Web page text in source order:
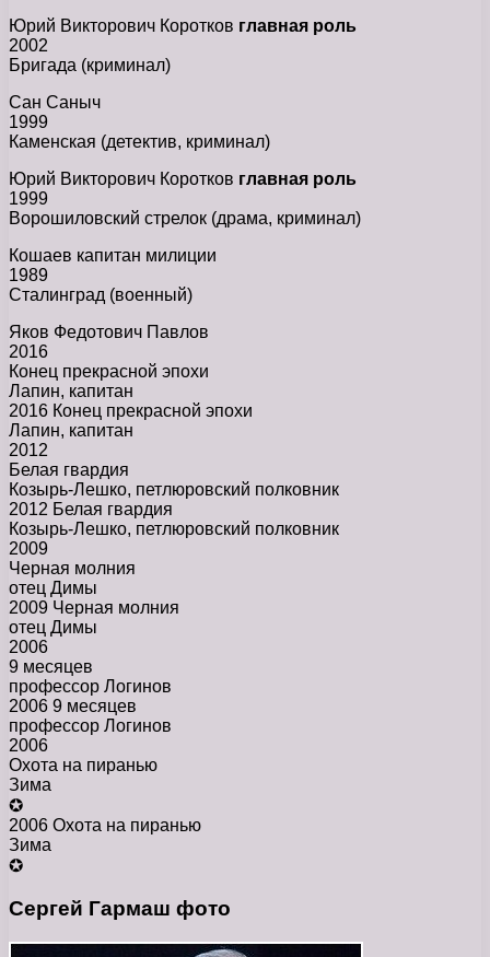
Юрий Викторович Коротков главная роль
2002
Бригада (криминал)
Сан Саныч
1999
Каменская (детектив, криминал)
Юрий Викторович Коротков главная роль
1999
Ворошиловский стрелок (драма, криминал)
Кошаев капитан милиции
1989
Сталинград (военный)
Яков Федотович Павлов
2016
Конец прекрасной эпохи
Лапин, капитан
2016 Конец прекрасной эпохи
Лапин, капитан
2012
Белая гвардия
Козырь-Лешко, петлюровский полковник
2012 Белая гвардия
Козырь-Лешко, петлюровский полковник
2009
Черная молния
отец Димы
2009 Черная молния
отец Димы
2006
9 месяцев
профессор Логинов
2006 9 месяцев
профессор Логинов
2006
Охота на пиранью
Зима
✪
2006 Охота на пиранью
Зима
✪
Сергей Гармаш фото